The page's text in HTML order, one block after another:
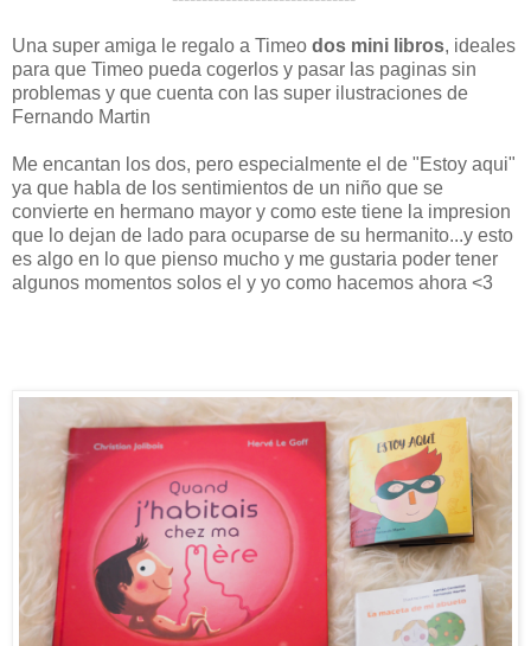
Una super amiga le regalo a Timeo dos mini libros, ideales
para que Timeo pueda cogerlos y pasar las paginas sin
problemas y que cuenta con las super ilustraciones de
Fernando Martin
Me encantan los dos, pero especialmente el de "Estoy aqui"
ya que habla de los sentimientos de un niño que se
convierte en hermano mayor y como este tiene la impresion
que lo dejan de lado para ocuparse de su hermanito...y esto
es algo en lo que pienso mucho y me gustaria poder tener
algunos momentos solos el y yo como hacemos ahora <3